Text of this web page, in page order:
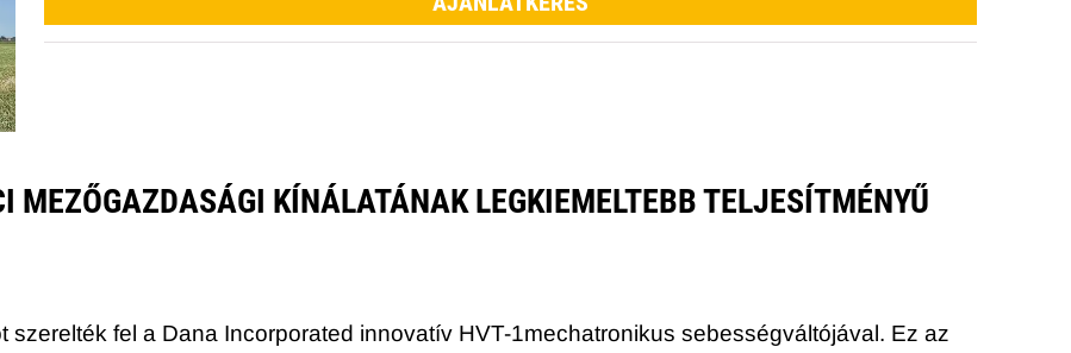
MEZŐGAZDASÁGI KÍNÁLATÁNAK LEGKIEMELTEBB TELJESÍTMÉNYŰ
fel a Dana Incorporated innovatív HVT-1mechatronikus sebességváltójával. Ez az